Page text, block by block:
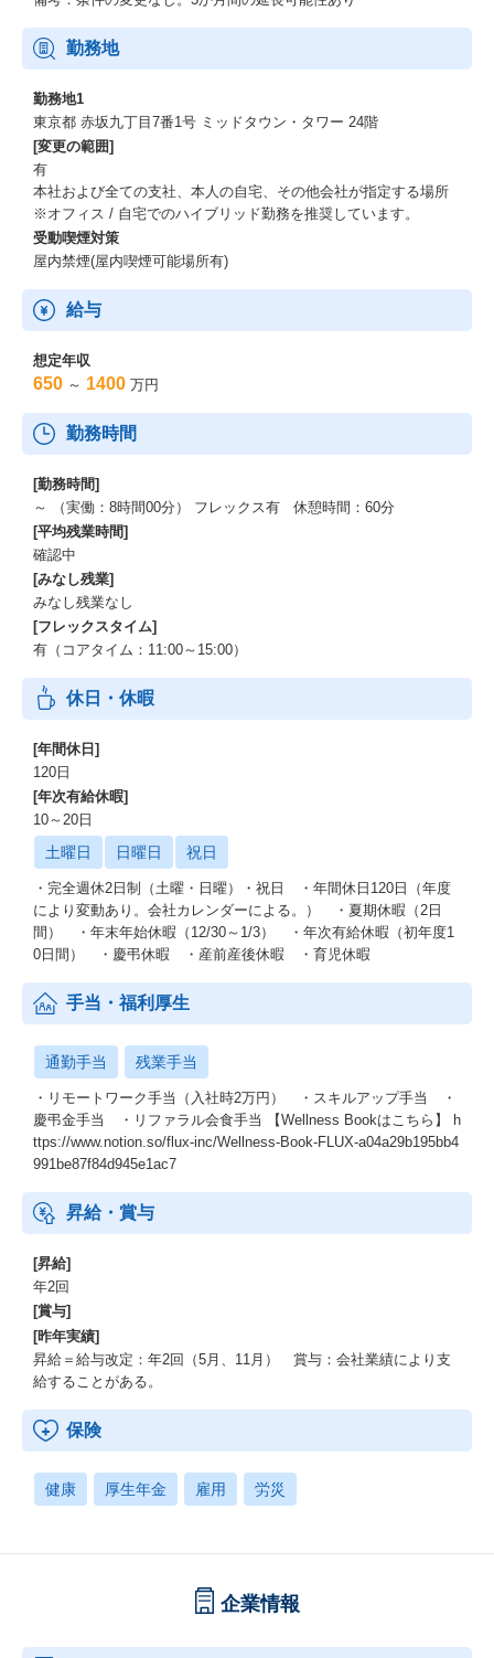
勤務地
勤務地1
東京都 赤坂九丁目7番1号 ミッドタウン・タワー 24階
[変更の範囲]
有
本社および全ての支社、本人の自宅、その他会社が指定する場所
※オフィス / 自宅でのハイブリッド勤務を推奨しています。
受動喫煙対策
屋内禁煙(屋内喫煙可能場所有)
給与
想定年収
650 ～ 1400 万円
勤務時間
[勤務時間]
～ （実働：8時間00分） フレックス有 休憩時間：60分
[平均残業時間]
確認中
[みなし残業]
みなし残業なし
[フレックスタイム]
有（コアタイム：11:00～15:00）
休日・休暇
[年間休日]
120日
[年次有給休暇]
10～20日
土曜日 日曜日 祝日
・完全週休2日制（土曜・日曜）・祝日 ・年間休日120日（年度
により変動あり。会社カレンダーによる。） ・夏期休暇（2日
間） ・年末年始休暇（12/30～1/3） ・年次有給休暇（初年度1
0日間） ・慶弔休暇 ・産前産後休暇 ・育児休暇
手当・福利厚生
通勤手当 残業手当
・リモートワーク手当（入社時2万円） ・スキルアップ手当 ・
慶弔金手当 ・リファラル会食手当 【Wellness Bookはこちら】 h
ttps://www.notion.so/flux-inc/Wellness-Book-FLUX-a04a29b195bb4
991be87f84d945e1ac7
昇給・賞与
[昇給]
年2回
[賞与]
[昨年実績]
昇給＝給与改定：年2回（5月、11月） 賞与：会社業績により支
給することがある。
保険
健康 厚生年金 雇用 労災
企業情報